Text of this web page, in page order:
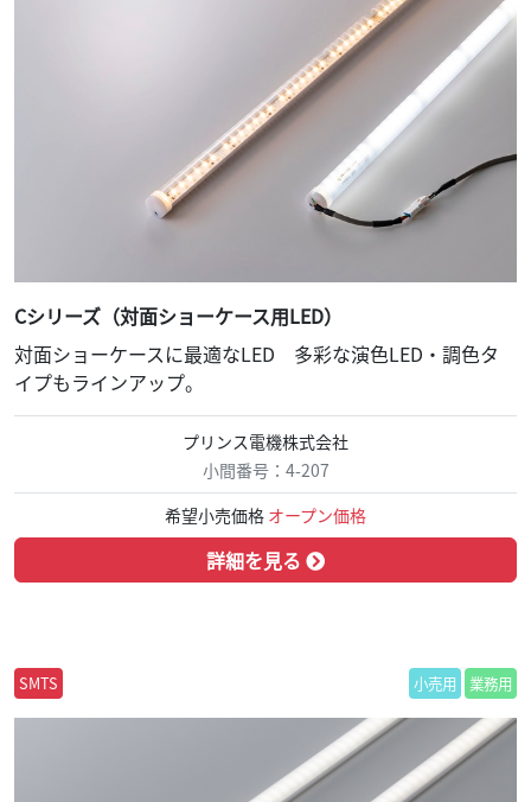
Cシリーズ（対面ショーケース用LED）
対面ショーケースに最適なLED 多彩な演色LED・調色タ
イプもラインアップ。
プリンス電機株式会社
小間番号：4-207
希望小売価格 オープン価格
詳細を見る
SMTS 小売用 業務用